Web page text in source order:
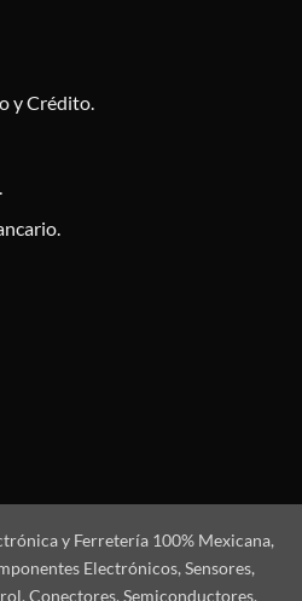
y Crédito.
y Ferretería 100% Mexicana,
Electrónicos, Sensores,
Conectores, Semiconductores,